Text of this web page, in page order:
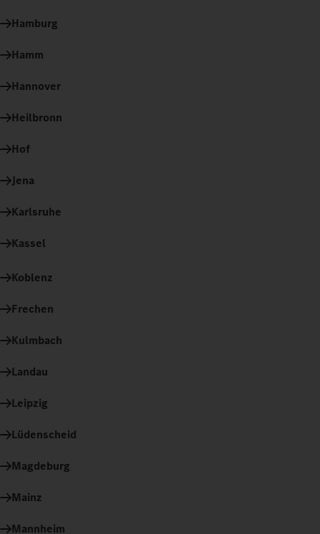
Hamburg
Hamm
Hannover
Heilbronn
Hof
Jena
Karlsruhe
Kassel
Koblenz
Frechen
Kulmbach
Landau
Leipzig
Lüdenscheid
Magdeburg
Mainz
Mannheim